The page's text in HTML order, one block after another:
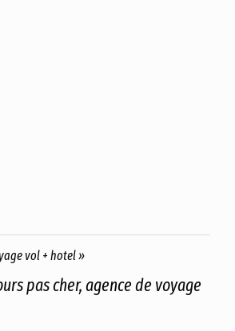
vol + hotel »
pas cher, agence de voyage